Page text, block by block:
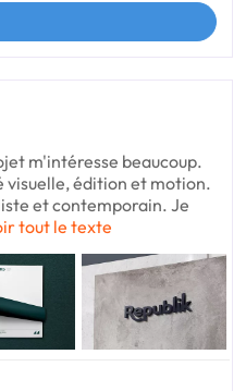
m'intéresse beaucoup.
visuelle, édition et motion.
et contemporain. Je
tout le texte